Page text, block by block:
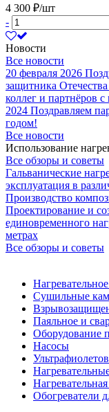
4 300 ₽/шт
-
Новости
Все новости
20 февраля 2026
защитника
коллег и партнёров
2024 Поздравляем
годом!
Все новости
Использование
Все обзоры и советы
Гальванические
эксплуатация в
Производство
Проектирование и
единовременного
метрах
Все обзоры и советы
Сушильные
Паяльное и
Оборудование
Насосы
Обогреватели